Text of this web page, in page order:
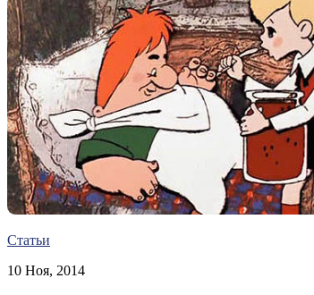
Статьи
10 Ноя, 2014